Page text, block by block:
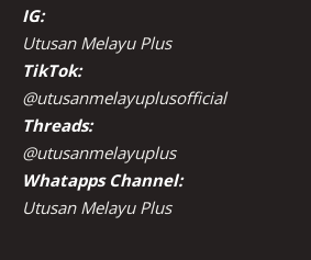
IG:
Utusan Melayu Plus
TikTok:
@utusanmelayuplusofficial
Threads:
@utusanmelayuplus
Whatapps Channel:
Utusan Melayu Plus